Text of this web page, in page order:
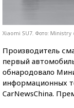
Xiaomi SU7. Фото:
Производитель
первый
обнародовало
информационных
CarNewsChina.